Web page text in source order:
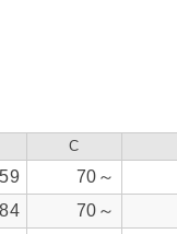
C
70～
70～